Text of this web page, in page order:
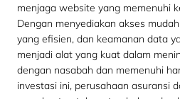
menjaga website yang memenuhi
Dengan menyediakan akses
yang efisien, dan keamanan data
menjadi alat yang kuat dalam
dengan nasabah dan memenuhi
investasi ini, perusahaan asuransi